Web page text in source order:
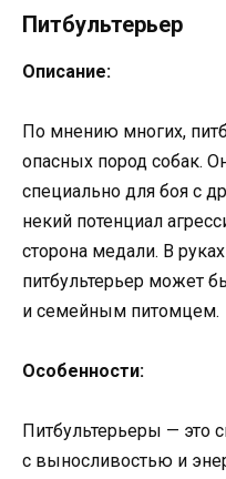
Питбультерьер
Описание:
По мнению многих,
опасных пород собак.
специально для боя с
некий потенциал
сторона медали. В
питбультерьер может
и семейным питомцем.
Особенности:
Питбультерьеры — это
с выносливостью и